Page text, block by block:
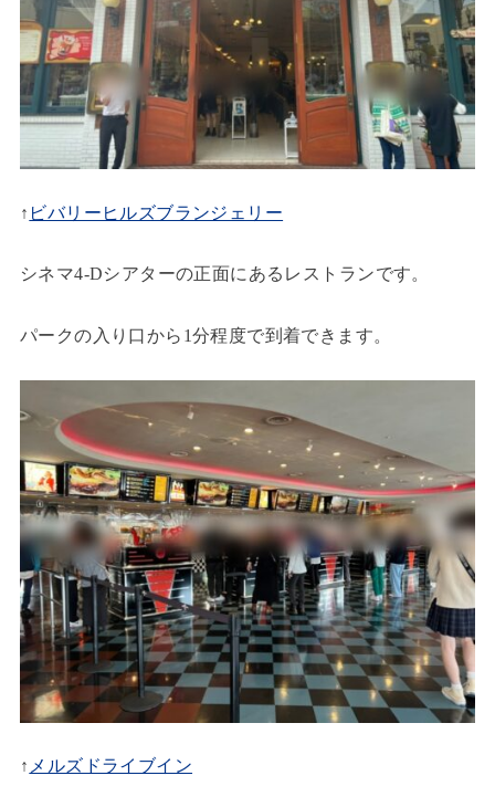
↑ ビバリーヒルズブランジェリー
シネマ4-Dシアターの正面にあるレストランです。
パークの入り口から1分程度で到着できます。
↑ メルズドライブイン